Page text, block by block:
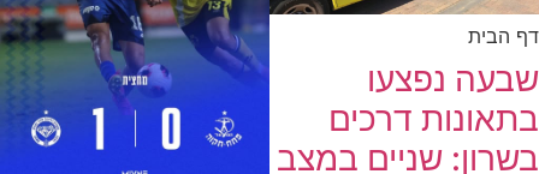
דף הבית
שבעה נפצעו
בתאונות דרכים
בשרון: שניים במצב